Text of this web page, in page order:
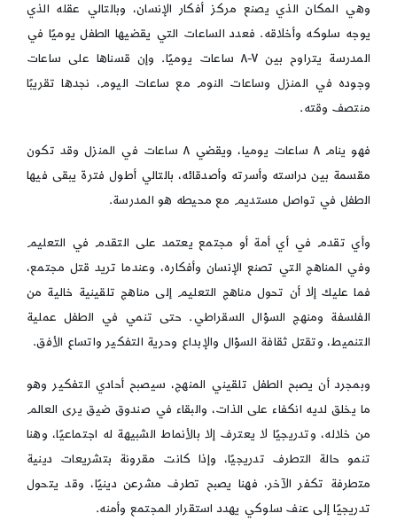
وهي المكان الذي يصنع مركز أفكار الإنسان، وبالتالي عقله الذي
يوجه سلوكه وأخلاقه. فعدد الساعات التي يقضيها الطفل يوميًا في
المدرسة يتراوح بين ٧-٨ ساعات يوميًا. وإن قسناها على ساعات
وجوده في المنزل وساعات النوم مع ساعات اليوم، نجدها تقريبًا
منتصف وقته.
فهو ينام ٨ ساعات يوميا، ويقضي ٨ ساعات في المنزل وقد تكون
مقسمة بين دراسته وأسرته وأصدقائه، بالتالي أطول فترة يبقى فيها
الطفل في تواصل مستديم مع محيطه هو المدرسة.
وأي تقدم في أي أمة أو مجتمع يعتمد على التقدم في التعليم
وفي المناهج التي تصنع الإنسان وأفكاره، وعندما تريد قتل مجتمع،
فما عليك إلا أن تحول مناهج التعليم إلى مناهج تلقينية خالية من
الفلسفة ومنهج السؤال السقراطي. حتى تنمي في الطفل عملية
التنميط، وتقتل ثقافة السؤال والإبداع وحرية التفكير واتساع الأفق.
وبمجرد أن يصبح الطفل تلقيني المنهج، سيصبح أحادي التفكير وهو
ما يخلق لديه انكفاء على الذات، والبقاء في صندوق ضيق يرى العالم
من خلاله، وتدريجيًا لا يعترف إلا بالأنماط الشبيهة له اجتماعيًا، وهنا
تنمو حالة التطرف تدريجيًا، وإذا كانت مقرونة بتشريعات دينية
متطرفة تكفر الآخر، فهنا يصبح تطرف مشرعن دينيًا، وقد يتحول
تدريجيًا إلى عنف سلوكي يهدد استقرار المجتمع وأمنه.